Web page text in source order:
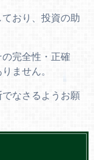
おり、投資の助
完全性・正確
ません。
なさるようお願